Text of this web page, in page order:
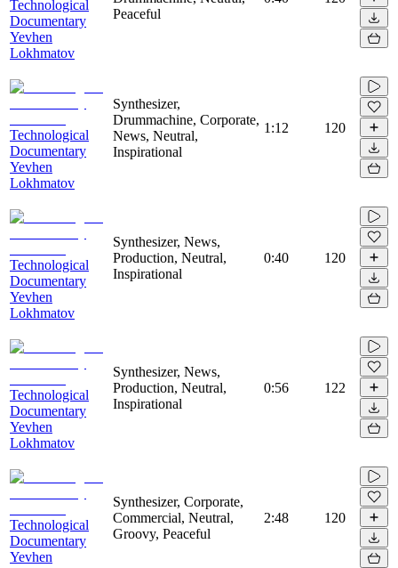
Technological
Documentary
Yevhen
Lokhmatov
Peaceful
Technological
Documentary
Yevhen
Lokhmatov
Synthesizer,
Drummachine, Corporate,
News, Neutral,
Inspirational
1:12 120
Technological
Documentary
Yevhen
Lokhmatov
Synthesizer, News,
Production, Neutral,
Inspirational
0:40 120
Technological
Documentary
Yevhen
Lokhmatov
Synthesizer, News,
Production, Neutral,
Inspirational
0:56 122
Technological
Documentary
Yevhen
Synthesizer, Corporate,
Commercial, Neutral,
Groovy, Peaceful
2:48 120